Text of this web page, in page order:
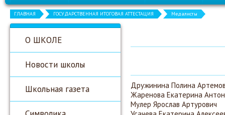
ГЛАВНАЯ ГОСУДАРСТВЕННАЯ ИТОГОВАЯ АТТЕСТАЦИЯ Медалисты
О ШКОЛЕ
Новости школы
Школьная газета
Дружинина Полина
Жаренова Екатерина
Мулер Ярослав Артурович